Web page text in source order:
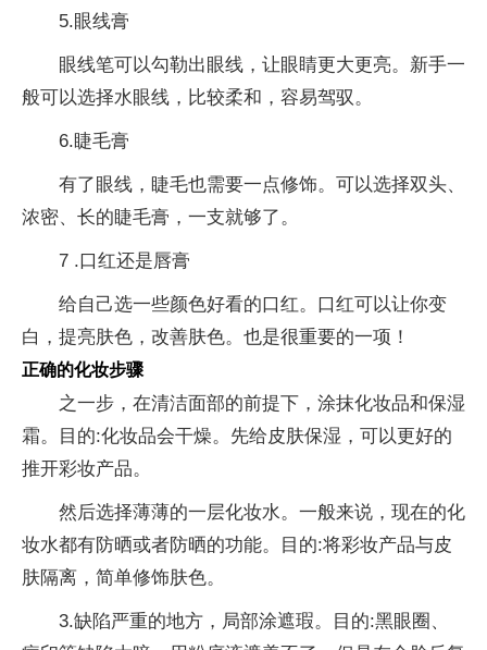
5.眼线膏
眼线笔可以勾勒出眼线，让眼睛更大更亮。新手一
般可以选择水眼线，比较柔和，容易驾驭。
6.睫毛膏
有了眼线，睫毛也需要一点修饰。可以选择双头、
浓密、长的睫毛膏，一支就够了。
7 .口红还是唇膏
给自己选一些颜色好看的口红。口红可以让你变
白，提亮肤色，改善肤色。也是很重要的一项！
正确的化妆步骤
之一步，在清洁面部的前提下，涂抹化妆品和保湿
霜。目的:化妆品会干燥。先给皮肤保湿，可以更好的
推开彩妆产品。
然后选择薄薄的一层化妆水。一般来说，现在的化
妆水都有防晒或者防晒的功能。目的:将彩妆产品与皮
肤隔离，简单修饰肤色。
3.缺陷严重的地方，局部涂遮瑕。目的:黑眼圈、